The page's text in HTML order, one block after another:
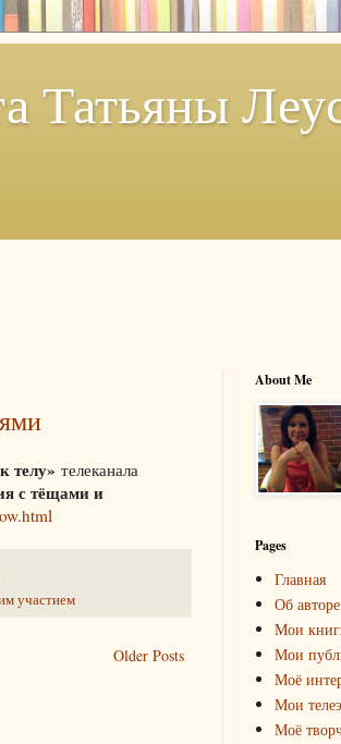
Татьяны
телу» телеканала
с тёщами и
участием
Older Posts
About Me
Pages
Главная
Об авторе
Мои
Мои
Моё
Мои
Моё